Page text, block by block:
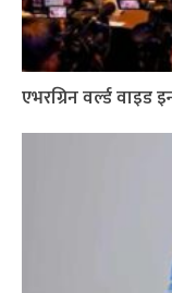
एभरग्रिन वर्ल्ड वाइड